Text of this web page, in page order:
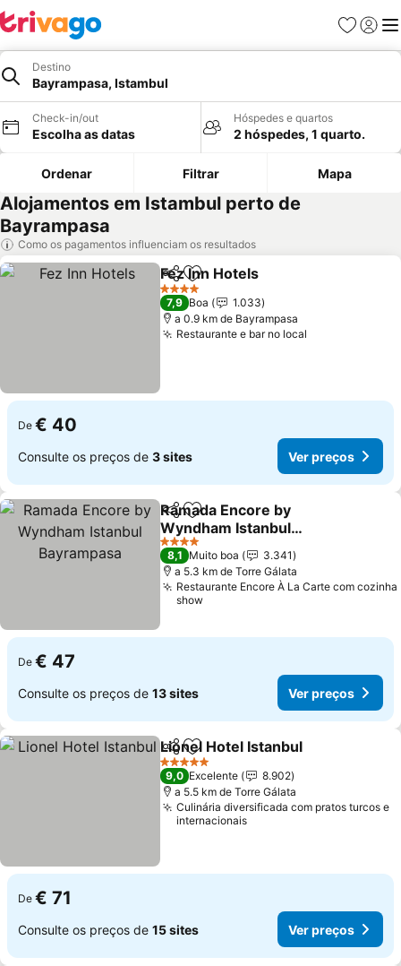
Favoritos
Iniciar
Destino
Bayrampasa, Istambul
Check-in/out
Escolha as datas
Hóspedes e quartos
2 hóspedes, 1 quarto.
Ordenar Filtrar Mapa
Alojamentos em Istambul perto de
Bayrampasa
Como os pagamentos influenciam os resultados
PartilharAdicionar aos favoritos
Fez Inn Hotels
4 Estrelas
7,9 Boa
1.033
a 0.9 km de Bayrampasa
Restaurante e bar no local
De € 40
Consulte os preços de 3 sites Ver preços
PartilharAdicionar aos favoritos
Ramada Encore by
Wyndham Istanbul
Bayrampasa
4 Estrelas
8,1 Muito boa
3.341
a 5.3 km de Torre Gálata
Restaurante Encore À La Carte com cozinha
show
De € 47
Consulte os preços de 13 sites Ver preços
PartilharAdicionar aos favoritos
Lionel Hotel Istanbul
5 Estrelas
9,0 Excelente
8.902
a 5.5 km de Torre Gálata
Culinária diversificada com pratos turcos e
internacionais
De € 71
Consulte os preços de 15 sites Ver preços